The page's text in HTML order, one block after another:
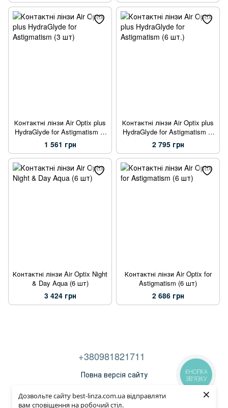
Дозвольте сайту best-linza.com.ua відправляти
вам сповіщення на робочий стіл.
×
Контактні лінзи Air Optix plus
HydraGlyde for Astigmatism (3
шт)
1 561 грн
Контактні лінзи Air Optix plus
HydraGlyde for Astigmatism (6
шт.)
2 795 грн
Контактні лінзи Air Optix Night
& Day Aqua (6 шт)
3 424 грн
Контактні лінзи Air Optix for
Astigmatism (6 шт)
2 686 грн
+380981821711
Повна версія сайту
Договір публічної оферти
КНОПКА
ЗВ'ЯЗКУ